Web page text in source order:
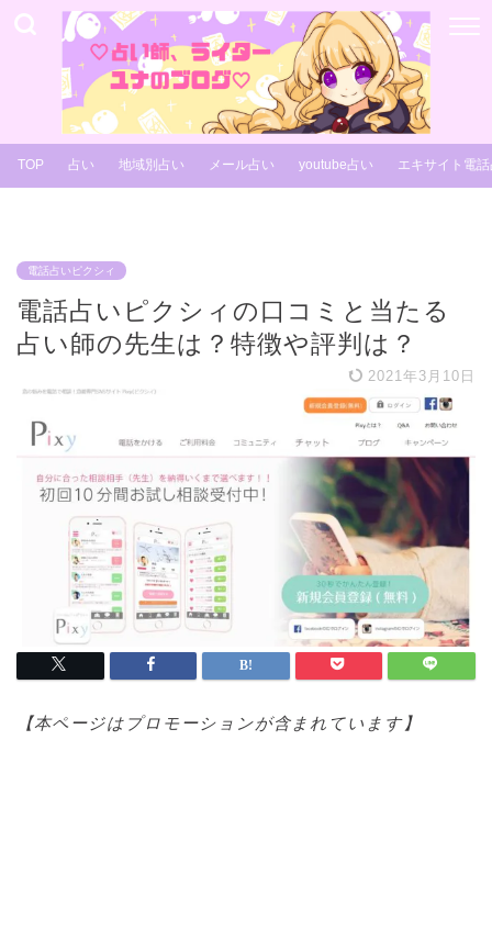
TOP 占い 地域別占い メール占い youtube占い エキサイト電
電話占いピクシィ
電話占いピクシィの口コミと当たる
占い師の先生は？特徴や評判は？
2021年3月10日
【本ページはプロモーションが含まれています】